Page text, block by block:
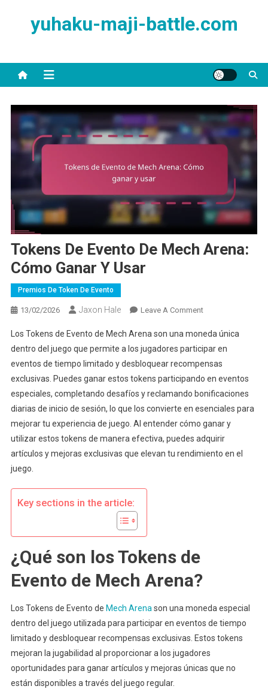
yuhaku-maji-battle.com
Tokens De Evento De Mech Arena:
Cómo Ganar Y Usar
Premios De Token De Evento
13/02/2026 Jaxon Hale Leave A CommentOn
De
Evento
De
Mech
Arena:
Cómo
Ganar
Y
Los Tokens de Evento de Mech Arena son una moneda única
dentro del juego que permite a los jugadores participar en
eventos de tiempo limitado y desbloquear recompensas
exclusivas. Puedes ganar estos tokens participando en eventos
especiales, completando desafíos y reclamando bonificaciones
diarias de inicio de sesión, lo que los convierte en esenciales para
mejorar tu experiencia de juego. Al entender cómo ganar y
utilizar estos tokens de manera efectiva, puedes adquirir
artículos y mejoras exclusivas que elevan tu rendimiento en el
juego.
Key sections in the article:
¿Qué son los Tokens de
Evento de Mech Arena?
Los Tokens de Evento de Mech Arenason una moneda especial
dentro del juego utilizada para participar en eventos de tiempo
limitado y desbloquear recompensas exclusivas. Estos tokens
mejoran la jugabilidad al proporcionar a los jugadores
oportunidades para ganar artículos y mejoras únicas que no
están disponibles a través del juego regular.